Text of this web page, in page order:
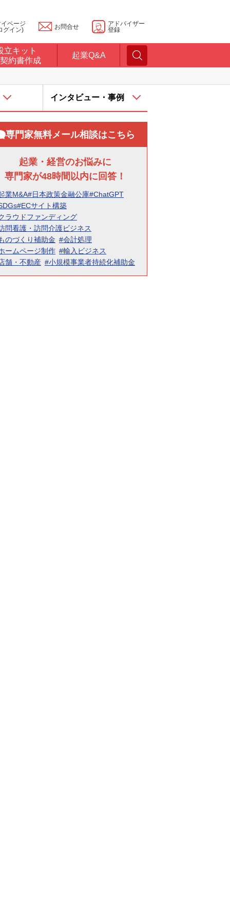
ページ
グイン)
お問合せ
アドバイザー
登録
立キット
約書作成
起業Q&A
インタビュー・事例
専門家無料メール相談はこちら
起業・経営のお悩みに
専門家が48時間以内に回答！
業M&A#日本政策金融公庫#ChatGPT
#ECサイト構築
ラウドファンディング
問看護・訪問介護ビジネス
のづくり補助金 #会計処理
ームページ制作 #輸入ビジネス
舗・不動産 #小規模事業者持続化補助金